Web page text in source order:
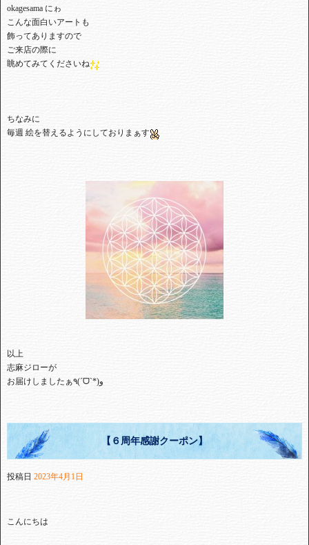
⁡okagesama にゎ⁡
⁡こんな面白いアートも⁡⁡
⁡飾ってありますので⁡
⁡ご来店の際に⁡
⁡眺めてみてくださいね
⁡⁡ちなみに⁡
⁡毎週 絵を替えるようにしておりまぁす
⁡以上⁡
⁡志麻ジローが⁡
【６周年感謝クーポン】
投稿日 2023年4月1日
こんにちは